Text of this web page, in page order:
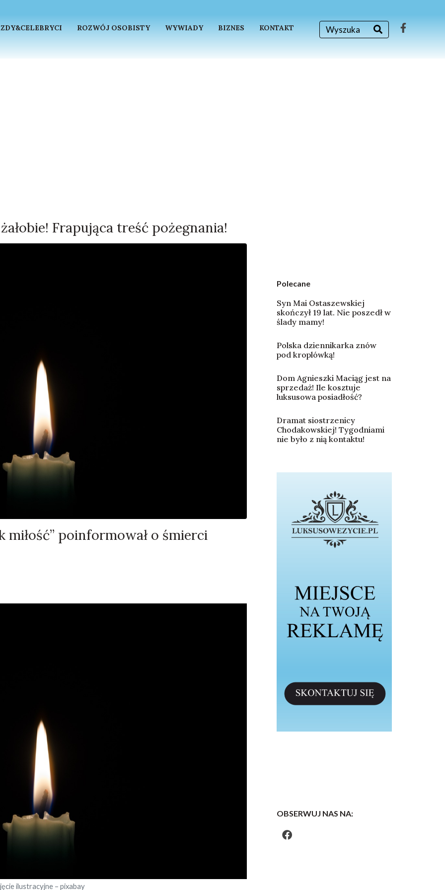
ROZWÓJ OSOBISTY WYWIADY BIZNES KONTAKT
Frapująca treść pożegnania!
poinformował o śmierci
ilustracyjne – pixabay
Polecane
Syn Mai Ostaszewskiej
skończył 19 lat. Nie poszedł w
ślady mamy!
Polska dziennikarka znów
pod kroplówką!
Dom Agnieszki Maciąg jest na
sprzedaż! Ile kosztuje
luksusowa posiadłość?
Dramat siostrzenicy
Chodakowskiej! Tygodniami
nie było z nią kontaktu!
OBSERWUJ NAS NA: